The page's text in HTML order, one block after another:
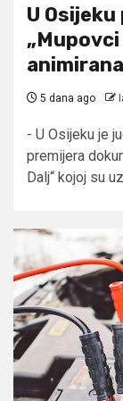
U
5 dana ago
- U Osijeku je
premijera
Dalj“ kojoj su